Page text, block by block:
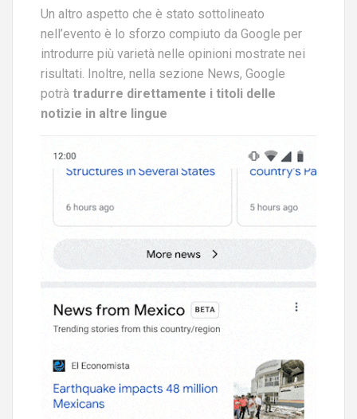
Un altro aspetto che è stato sottolineato
nell’evento è lo sforzo compiuto da Google per
introdurre più varietà nelle opinioni mostrate nei
risultati. Inoltre, nella sezione News, Google
potrà tradurre direttamente i titoli delle
notizie in altre lingue